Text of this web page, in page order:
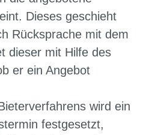
Dieses geschieht
Rücksprache mit dem
dieser mit Hilfe des
er ein Angebot
wird ein
festgesetzt,